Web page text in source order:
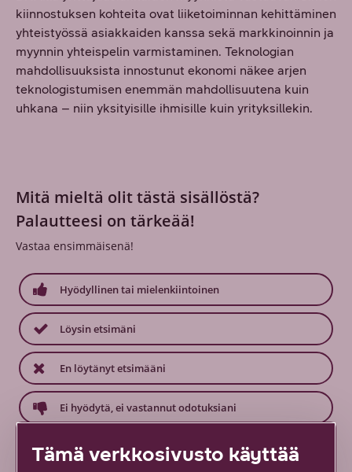
kiinnostuksen kohteita ovat liiketoiminnan kehittäminen
yhteistyössä asiakkaiden kanssa sekä markkinoinnin ja
myynnin yhteispelin varmistaminen. Teknologian
mahdollisuuksista innostunut ekonomi näkee arjen
teknologistumisen enemmän mahdollisuutena kuin
uhkana – niin yksityisille ihmisille kuin yrityksillekin.
Mitä mieltä olit tästä sisällöstä?
Palautteesi on tärkeää!
Vastaa ensimmäisenä!
Hyödyllinen tai mielenkiintoinen
Löysin etsimäni
En löytänyt etsimääni
Ei hyödytä, ei vastannut odotuksiani
Tämä verkkosivusto käyttää